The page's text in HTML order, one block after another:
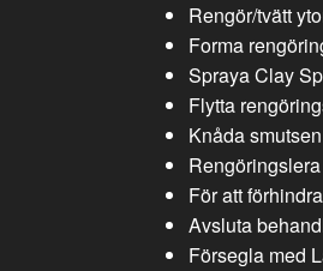
Rengör/tvätt
Forma
Spraya Clay
Flytta
Knåda
För att
Avsluta
Försegla med